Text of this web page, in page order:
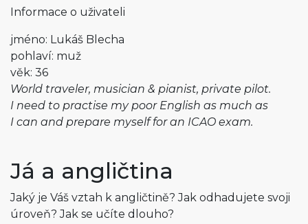
Informace o uživateli
jméno: Lukáš Blecha
pohlaví: muž
věk: 36
World traveler, musician & pianist, private pilot.
I need to practise my poor English as much as
I can and prepare myself for an ICAO exam.
Já a angličtina
Jaký je Váš vztah k angličtině? Jak odhadujete svoji
úroveň? Jak se učíte dlouho?